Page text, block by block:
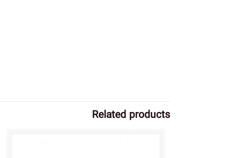
Related products